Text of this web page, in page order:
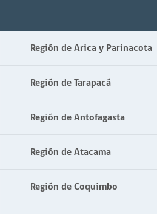
Región de Arica y Parinacota
Región de Tarapacá
Región de Antofagasta
Región de Atacama
Región de Coquimbo